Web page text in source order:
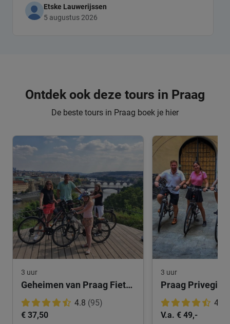
Gerda) was dat de groep met 21 man erg groot was.
Etske Lauwerijssen
5 augustus 2026
Ontdek ook deze tours in Praag
De beste tours in Praag boek je hier
3 uur
Geheimen van Praag Fietstocht
4.8 (95)
€ 37,50
3 uur
Praag
4.9
V.a. € 49,-